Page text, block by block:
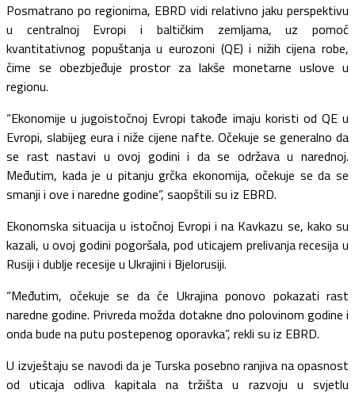
Posmatrano po regionima, EBRD vidi relativno jaku perspektivu
u centralnoj Evropi i baltičkim zemljama, uz pomoć
kvantitativnog popuštanja u eurozoni (QE) i nižih cijena robe,
čime se obezbjeđuje prostor za lakše monetarne uslove u
regionu.
“Ekonomije u jugoistočnoj Evropi takođe imaju koristi od QE u
Evropi, slabijeg eura i niže cijene nafte. Očekuje se generalno da
se rast nastavi u ovoj godini i da se održava u narednoj.
Međutim, kada je u pitanju grčka ekonomija, očekuje se da se
smanji i ove i naredne godine”, saopštili su iz EBRD.
Ekonomska situacija u istočnoj Evropi i na Kavkazu se, kako su
kazali, u ovoj godini pogoršala, pod uticajem prelivanja recesija u
Rusiji i dublje recesije u Ukrajini i Bjelorusiji.
“Međutim, očekuje se da će Ukrajina ponovo pokazati rast
naredne godine. Privreda možda dotakne dno polovinom godine i
onda bude na putu postepenog oporavka”, rekli su iz EBRD.
U izvještaju se navodi da je Turska posebno ranjiva na opasnost
od uticaja odliva kapitala na tržišta u razvoju u svjetlu